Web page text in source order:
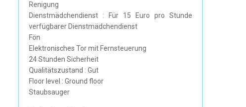
Renigung
Dienstmädchendienst : Für 15 Euro pro Stunde
verfügbarer Dienstmädchendienst
Fön
Elektronisches Tor mit Fernsteuerung
24 Stunden Sicherheit
Qualitätszustand : Gut
Floor level : Ground floor
Staubsauger